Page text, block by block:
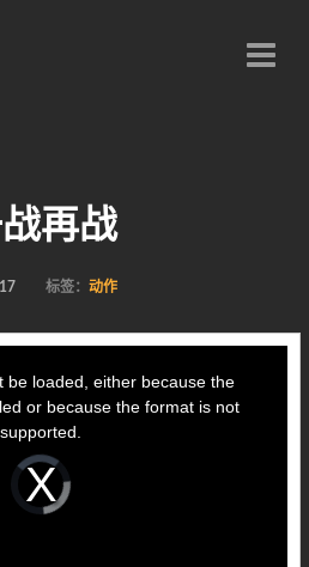
再战
标签： 动作
Video
Player
loading.
be loaded, either because the
or because the format is not
supported.